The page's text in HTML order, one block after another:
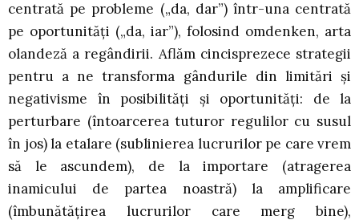
centrată pe probleme („da, dar”) într-una centrată
pe oportunități („da, iar”), folosind omdenken, arta
olandeză a regândirii. Aflăm cincisprezece strategii
pentru a ne transforma gândurile din limitări și
negativisme în posibilități și oportunități: de la
perturbare (întoarcerea tuturor regulilor cu susul
în jos) la etalare (sublinierea lucrurilor pe care vrem
să le ascundem), de la importare (atragerea
inamicului de partea noastră) la amplificare
(îmbunătățirea lucrurilor care merg bine),